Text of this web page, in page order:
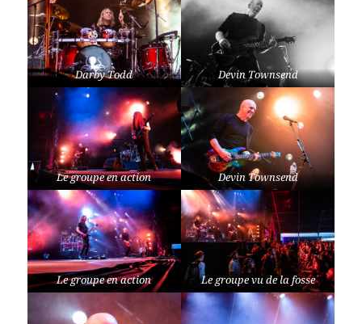
Darby Todd Devin Townsend
Le groupe en action Devin Townsend
Le groupe en action Le groupe vu de la fosse